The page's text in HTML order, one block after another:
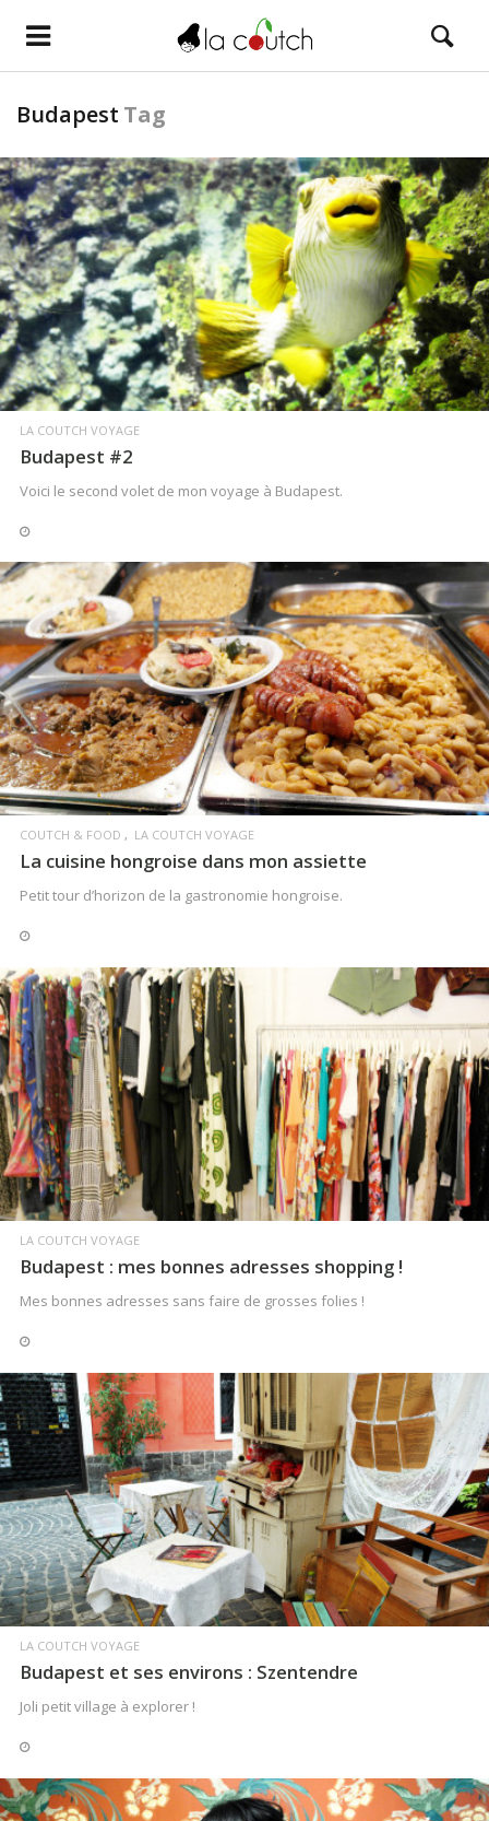
Budapest Tag
LIRE LA SUITE
LA COUTCH VOYAGE
Budapest #2
Voici le second volet de mon voyage à Budapest.
LIRE LA SUITE
COUTCH & FOOD LA COUTCH VOYAGE
La cuisine hongroise dans mon assiette
Petit tour d’horizon de la gastronomie hongroise.
LIRE LA SUITE
LA COUTCH VOYAGE
Budapest : mes bonnes adresses shopping !
Mes bonnes adresses sans faire de grosses folies !
LIRE LA SUITE
LA COUTCH VOYAGE
Budapest et ses environs : Szentendre
Joli petit village à explorer !